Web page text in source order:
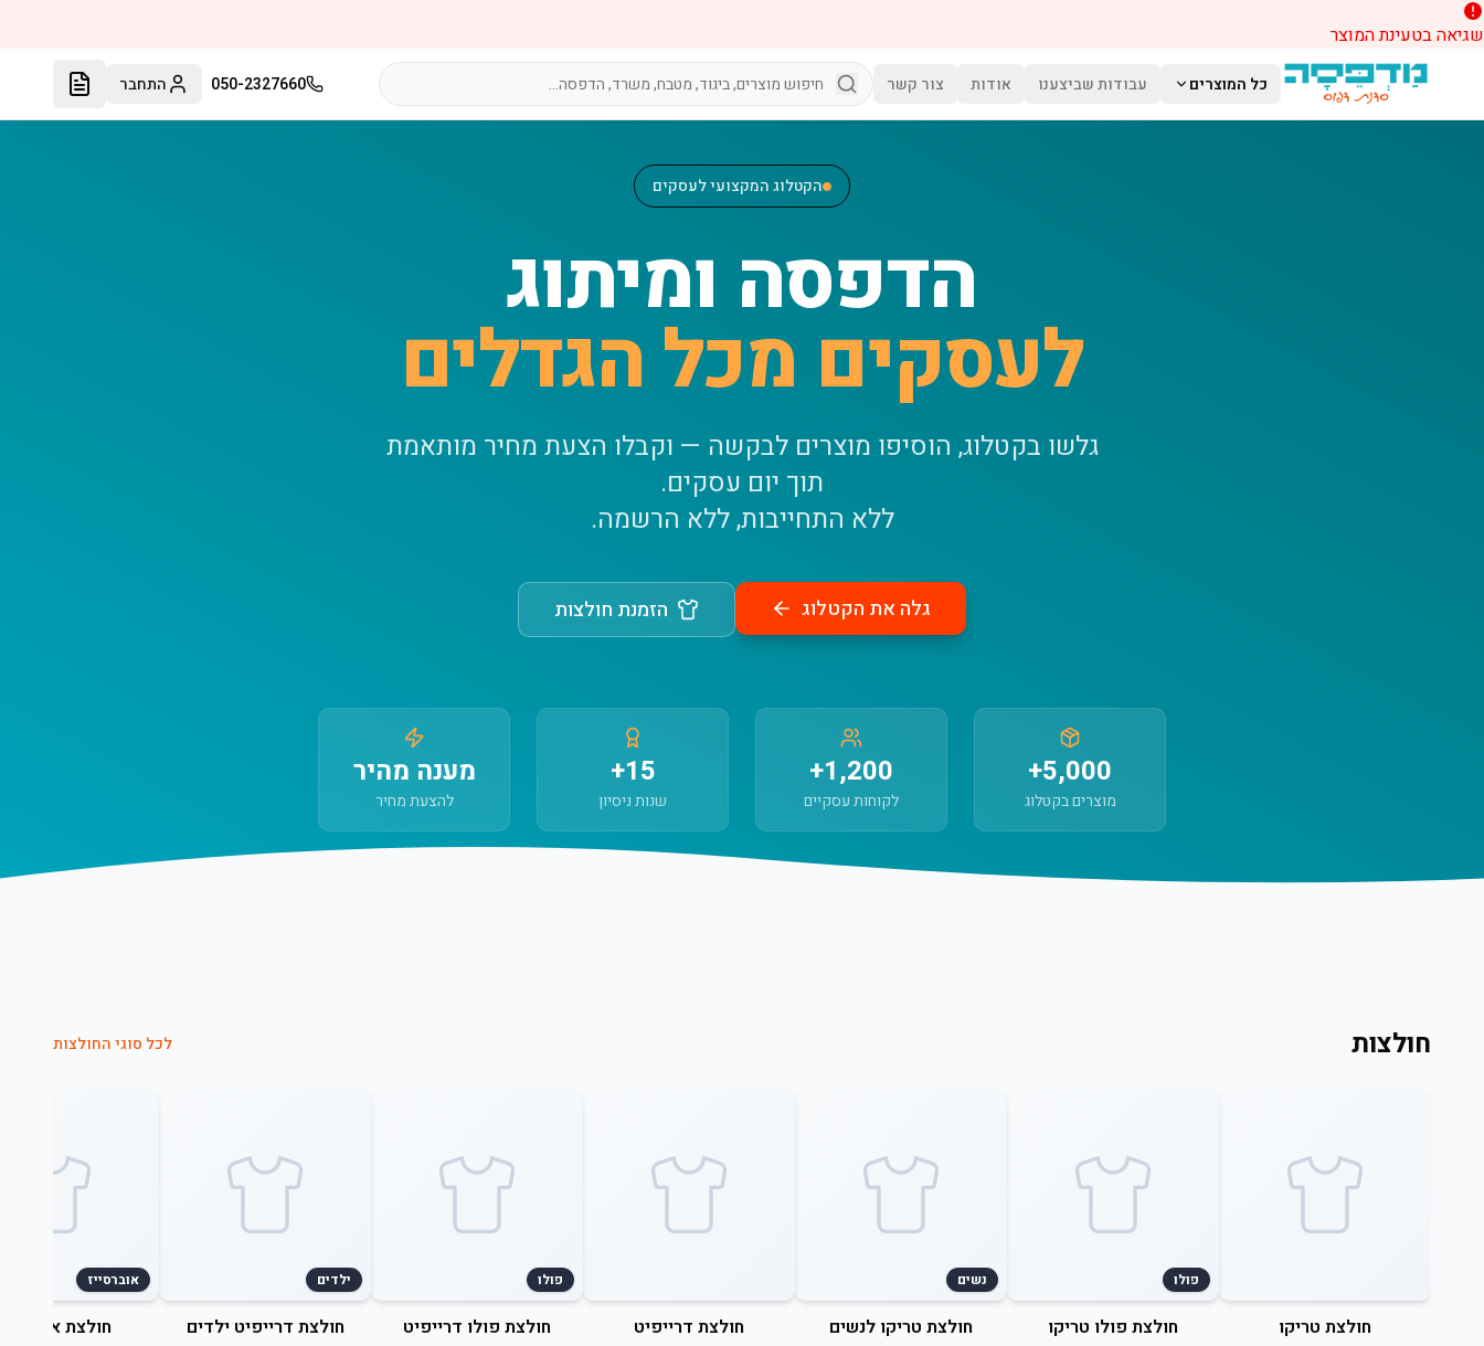
שגיאה בטעינת המוצר
דלג לתוכן הראשי
כל המוצרים עבודות שביצענו אודות צור קשר 050-2327660 התחבר
הקטלוג המקצועי לעסקים
הדפסה ומיתוג
לעסקים מכל הגדלים
גלשו בקטלוג, הוסיפו מוצרים לבקשה — וקבלו הצעת מחיר מותאמת
תוך יום עסקים.
ללא התחייבות, ללא הרשמה.
גלה את הקטלוג הזמנת חולצות
5,000+
מוצרים בקטלוג
1,200+
לקוחות עסקיים
15+
שנות ניסיון
מענה מהיר
להצעת מחיר
חולצות לכל סוגי החולצות
חולצת טריקו
פולו
חולצת פולו טריקו
נשים
חולצת טריקו לנשים חולצת דרייפיט
פולו
חולצת פולו דרייפיט
ילדים
חולצת דרייפיט ילדים
אוברסייז
חולצת